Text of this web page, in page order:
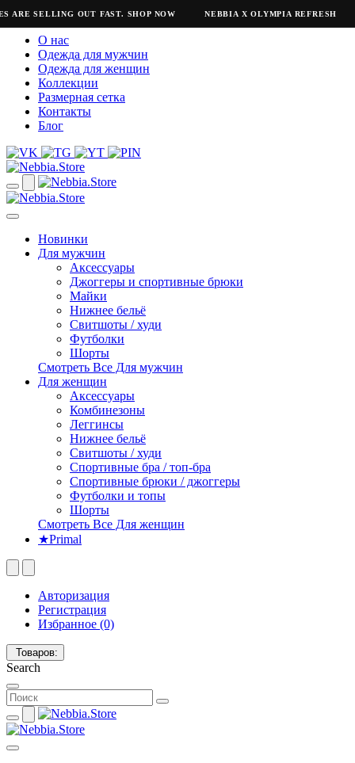
ARE SELLING OUT FAST. SHOP NOW NEBBIA X OLYMPIA REFRESH
О нас
Одежда для мужчин
Одежда для женщин
Коллекции
Размерная сетка
Контакты
Блог
Новинки
Для мужчин
Аксессуары
Джоггеры и спортивные брюки
Майки
Нижнее бельё
Свитшоты / худи
Футболки
Шорты
Смотреть Все Для мужчин
Для женщин
Аксессуары
Комбинезоны
Леггинсы
Нижнее бельё
Свитшоты / худи
Спортивные бра / топ-бра
Спортивные брюки / джоггеры
Футболки и топы
Шорты
Смотреть Все Для женщин
★Primal
Авторизация
Регистрация
Избранное (0)
Товаров:
Search